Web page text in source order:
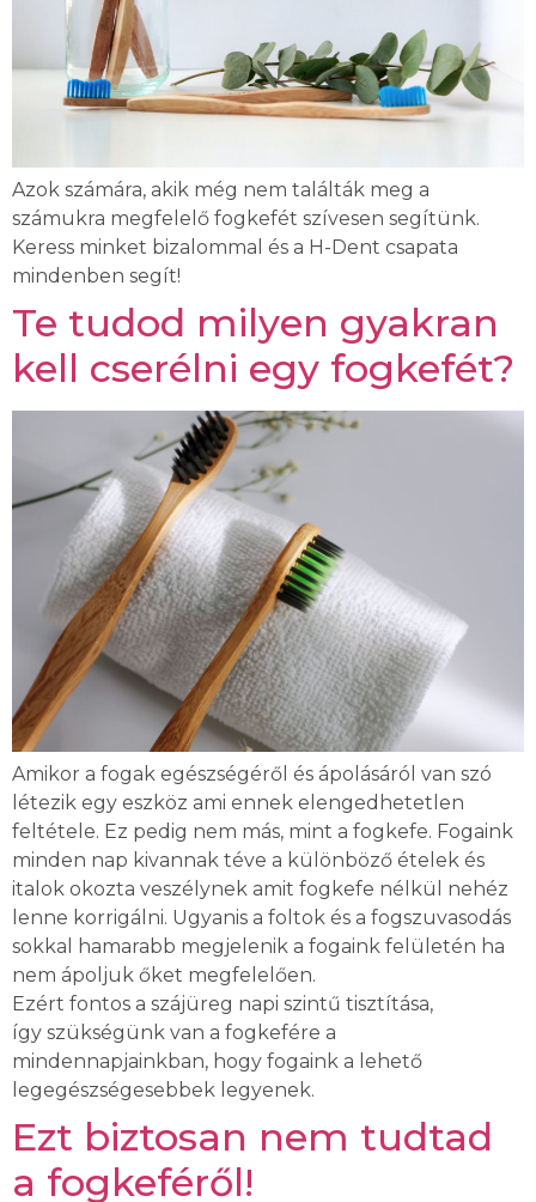
Azok számára, akik még nem találták meg a
számukra megfelelő fogkefét szívesen segítünk.
Keress minket bizalommal és a H-Dent csapata
mindenben segít!
Te tudod milyen gyakran
kell cserélni egy fogkefét?
Amikor a fogak egészségéről és ápolásáról van szó
létezik egy eszköz ami ennek elengedhetetlen
feltétele. Ez pedig nem más, mint a fogkefe. Fogaink
minden nap kivannak téve a különböző ételek és
italok okozta veszélynek amit fogkefe nélkül nehéz
lenne korrigálni. Ugyanis a foltok és a fogszuvasodás
sokkal hamarabb megjelenik a fogaink felületén ha
nem ápoljuk őket megfelelően.
Ezért fontos a szájüreg napi szintű tisztítása,
így szükségünk van a fogkefére a
mindennapjainkban, hogy fogaink a lehető
legegészségesebbek legyenek.
Ezt biztosan nem tudtad
a fogkeféről!